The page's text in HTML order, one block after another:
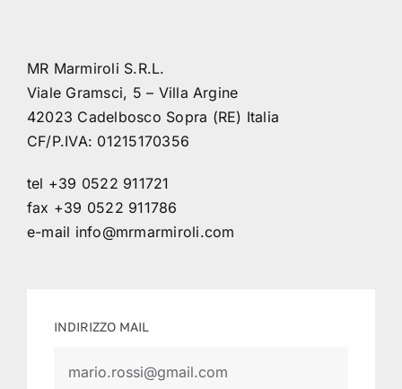
MR Marmiroli S.R.L.
Viale Gramsci, 5 – Villa Argine
42023 Cadelbosco Sopra (RE) Italia
CF/P.IVA: 01215170356
tel +39 0522 911721
fax +39 0522 911786
e-mail info@mrmarmiroli.com
INDIRIZZO MAIL